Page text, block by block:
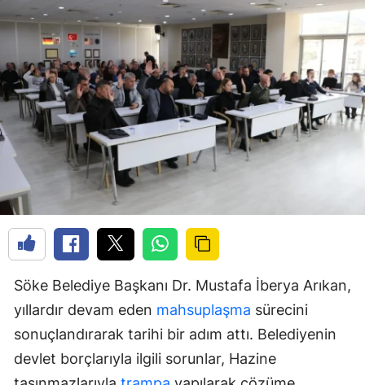
Söke Belediye Başkanı Dr. Mustafa İberya Arıkan,
yıllardır devam eden mahsuplaşma sürecini
sonuçlandırarak tarihi bir adım attı. Belediyenin
devlet borçlarıyla ilgili sorunlar, Hazine